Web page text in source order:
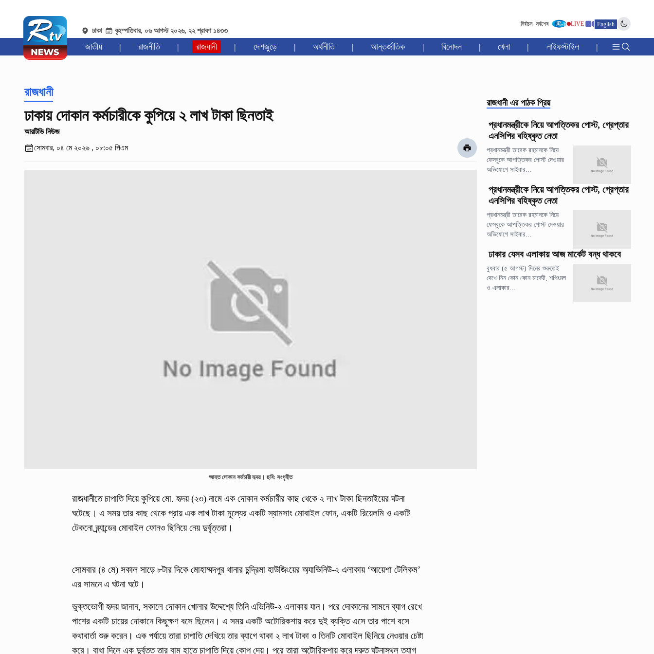
ঢাকা বৃহস্পতিবার, ০৬ আগস্ট ২০২৬, ২২ শ্রাবণ ১৪৩৩
নির্বাচন সর্বশেষ LIVE English
জাতীয় | রাজনীতি | রাজধানী | দেশজুড়ে | অর্থনীতি | আন্তর্জাতিক | বিনোদন | খেলা | লাইফস্টাইল |
রাজধানী
ঢাকায় দোকান কর্মচারীকে কুপিয়ে ২ লাখ টাকা ছিনতাই
আরটিভি নিউজ
সোমবার, ০৪ মে ২০২৬ , ০৮:০৫ পিএম
আহত দোকান কর্মচারী হৃদয়। ছবি: সংগৃহীত
রাজধানীতে চাপাতি দিয়ে কুপিয়ে মো. হৃদয় (২৩) নামে এক দোকান কর্মচারীর কাছ থেকে ২ লাখ টাকা ছিনতাইয়ের ঘটনা
ঘটেছে। এ সময় তার কাছ থেকে প্রায় এক লাখ টাকা মূল্যের একটি স্যামসাং মোবাইল ফোন, একটি রিয়েলমি ও একটি
টেকনো ব্র্যান্ডের মোবাইল ফোনও ছিনিয়ে নেয় দুর্বৃত্তরা।
সোমবার (৪ মে) সকাল সাড়ে ৮টার দিকে মোহাম্মদপুর থানার চন্দ্রিমা হাউজিংয়ের অ্যাভিনিউ-২ এলাকায় ‘আয়েশা টেলিকম’
এর সামনে এ ঘটনা ঘটে।
ভুক্তভোগী হৃদয় জানান, সকালে দোকান খোলার উদ্দেশ্যে তিনি এভিনিউ-২ এলাকায় যান। পরে দোকানের সামনে ব্যাগ রেখে
পাশের একটি চায়ের দোকানে কিছুক্ষণ বসে ছিলেন। এ সময় একটি অটোরিকশায় করে দুই ব্যক্তি এসে তার পাশে বসে
কথাবার্তা শুরু করেন। এক পর্যায়ে তারা চাপাতি দেখিয়ে তার ব্যাগে থাকা ২ লাখ টাকা ও তিনটি মোবাইল ছিনিয়ে নেওয়ার চেষ্টা
করে। বাধা দিলে এক দুর্বৃত্ত তার বাম হাতে চাপাতি দিয়ে কোপ দেয়। পরে তারা অটোরিকশায় করে দ্রুত ঘটনাস্থল ত্যাগ
রাজধানী এর পাঠক প্রিয়
প্রধানমন্ত্রীকে নিয়ে আপত্তিকর পোস্ট, গ্রেপ্তার
এনসিপির বহিষ্কৃত নেতা
প্রধানমন্ত্রী তারেক রহমানকে নিয়ে
ফেসবুকে আপত্তিকর পোস্ট দেওয়ার
অভিযোগে সাইবার...
প্রধানমন্ত্রীকে নিয়ে আপত্তিকর পোস্ট, গ্রেপ্তার
এনসিপির বহিষ্কৃত নেতা
প্রধানমন্ত্রী তারেক রহমানকে নিয়ে
ফেসবুকে আপত্তিকর পোস্ট দেওয়ার
অভিযোগে সাইবার...
ঢাকার যেসব এলাকায় আজ মার্কেট বন্ধ থাকবে
বুধবার (৫ আগস্ট) দিনের শুরুতেই
দেখে নিন কোন কোন মার্কেট, শপিংমল
ও এলাকার...